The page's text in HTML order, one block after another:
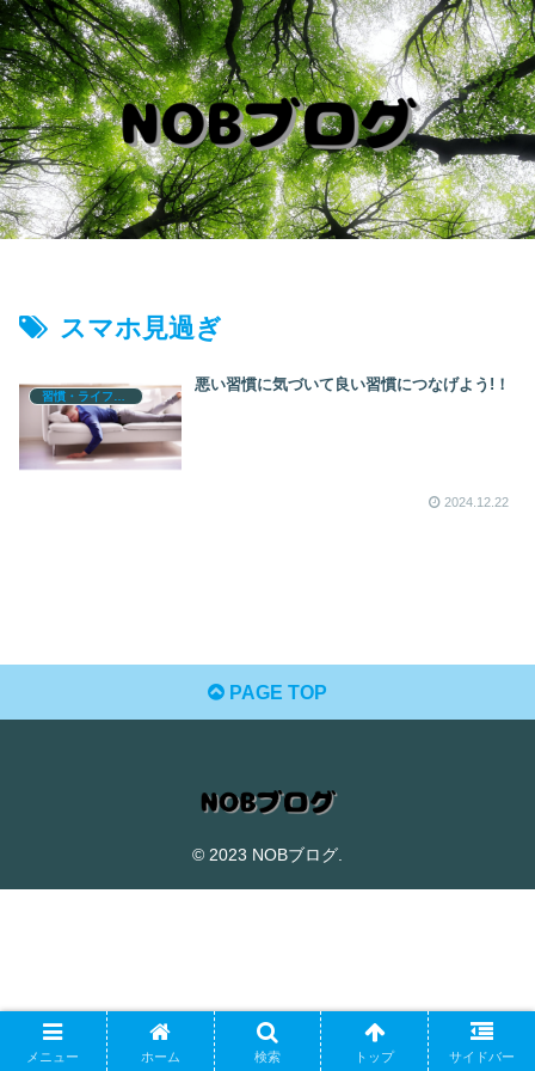
スマホ見過ぎ
悪い習慣に気づいて良い習慣につなげよう!！
2024.12.22
PAGE TOP
© 2023 NOBブログ.
メニュー ホーム 検索 トップ サイドバー